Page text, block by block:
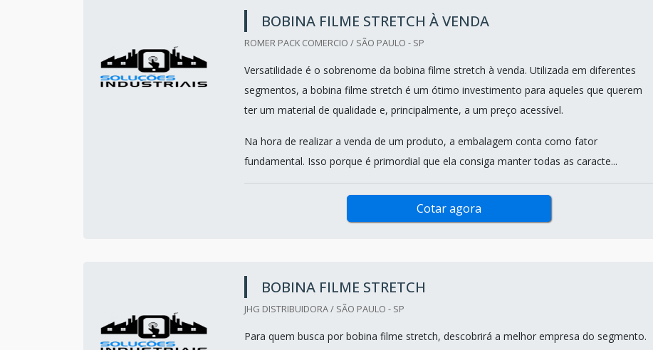
BOBINA FILME STRETCH À VENDA
ROMER PACK COMERCIO / SÃO PAULO - SP
Versatilidade é o sobrenome da bobina filme stretch à venda. Utilizada em diferentes
segmentos, a bobina filme stretch é um ótimo investimento para aqueles que querem
ter um material de qualidade e, principalmente, a um preço acessível.
Na hora de realizar a venda de um produto, a embalagem conta como fator
fundamental. Isso porque é primordial que ela consiga manter todas as caracte...
Cotar agora
BOBINA FILME STRETCH
JHG DISTRIBUIDORA / SÃO PAULO - SP
Para quem busca por bobina filme stretch, descobrirá a melhor empresa do segmento.